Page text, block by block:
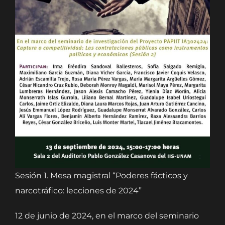
Sesión 1. Mesa magistral “Poderes fácticos y
narcotráfico: lecciones de 2024”
12 de junio de 2024, en el marco del seminario